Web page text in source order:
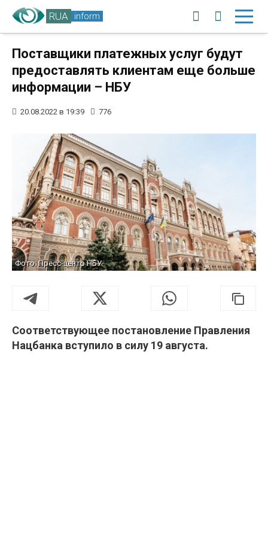
RUA inform
Поставщики платежных услуг будут
предоставлять клиентам еще больше
информации – НБУ
20.08.2022 в 19:39 776
Фото: Пресс-центр НБУ
Соответствующее постановление Правления
Нацбанка вступило в силу 19 августа.